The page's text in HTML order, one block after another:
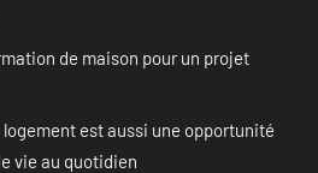
de maison pour un projet
est aussi une opportunité
vie au quotidien